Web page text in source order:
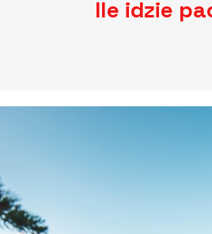
Ile idzie